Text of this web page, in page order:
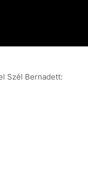
Szél Bernadett: